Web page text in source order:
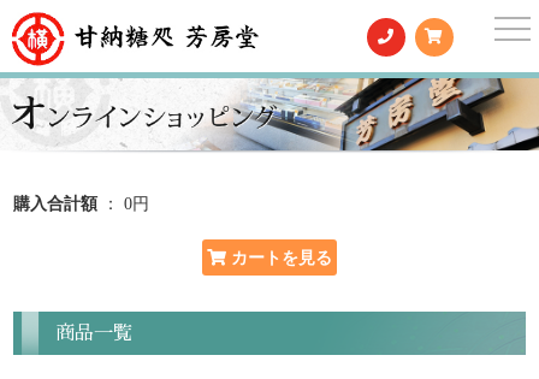
購入合計額 ： 0円
商品一覧